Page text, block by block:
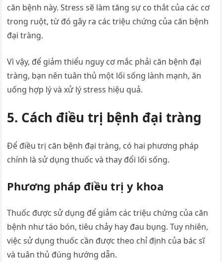
căn bệnh này. Stress sẽ làm tăng sự co thắt của các cơ
trong ruột, từ đó gây ra các triệu chứng của căn bệnh
đại tràng.
Vì vậy, để giảm thiểu nguy cơ mắc phải căn bệnh đại
tràng, bạn nên tuân thủ một lối sống lành mạnh, ăn
uống hợp lý và xử lý stress hiệu quả.
5. Cách điều trị bệnh đại tràng
Để điều trị căn bệnh đại tràng, có hai phương pháp
chính là sử dụng thuốc và thay đổi lối sống.
Phương pháp điều trị y khoa
Thuốc được sử dụng để giảm các triệu chứng của căn
bệnh như táo bón, tiêu chảy hay đau bụng. Tuy nhiên,
việc sử dụng thuốc cần được theo chỉ định của bác sĩ
và tuân thủ đúng hướng dẫn.